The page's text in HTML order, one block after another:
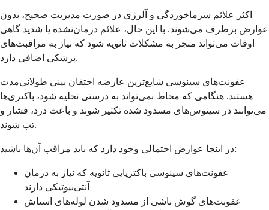
اکثر علائم سرماخوردگی و آلرژی در صورت مدیریت صحیح، بدون
عوارض برطرف می‌شوند. با این حال، علائم درمان‌نشده یا شدید گاهی
اوقات می‌تواند منجر به مشکلات ثانویه شود که نیاز به مراقبت‌های
پزشکی اضافی دارد.
عفونت‌های سینوسی شایع‌ترین عارضه احتقان بینی طولانی‌مدت
هستند. هنگامی که مخاط نمی‌تواند به درستی تخلیه شود، باکتری‌ها
می‌توانند در سینوس‌های مسدود شده تکثیر شوند و باعث درد، فشار و
تب شوند.
در اینجا عوارض احتمالی وجود دارد که باید مراقب آن‌ها باشید:
عفونت‌های سینوسی باکتریایی ثانویه که نیاز به درمان
آنتی‌بیوتیکی دارند
عفونت‌های گوش ناشی از مسدود شدن لوله‌های استاش